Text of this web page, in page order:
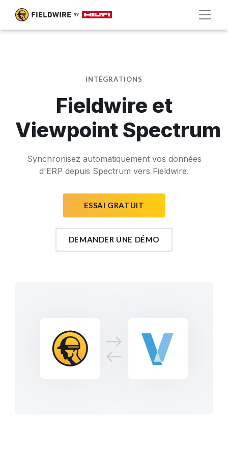
INTÉGRATIONS
Fieldwire et
Viewpoint Spectrum
Synchronisez automatiquement vos données
d'ERP depuis Spectrum vers Fieldwire.
ESSAI GRATUIT
DEMANDER UNE DÉMO